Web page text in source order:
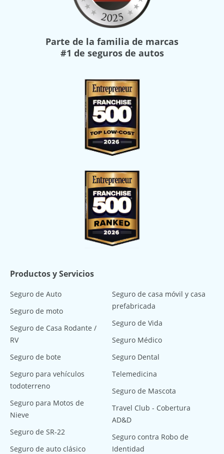
Parte de la familia de marcas
#1 de seguros de autos
Productos y Servicios
Seguro de Auto
Seguro de moto
Seguro de Casa Rodante /
RV
Seguro de bote
Seguro para vehículos
todoterreno
Seguro para Motos de
Nieve
Seguro de SR-22
Seguro de auto clásico
Seguro de casa móvil y casa
prefabricada
Seguro de Vida
Seguro Médico
Seguro Dental
Telemedicina
Seguro de Mascota
Travel Club - Cobertura
AD&D
Seguro contra Robo de
Identidad